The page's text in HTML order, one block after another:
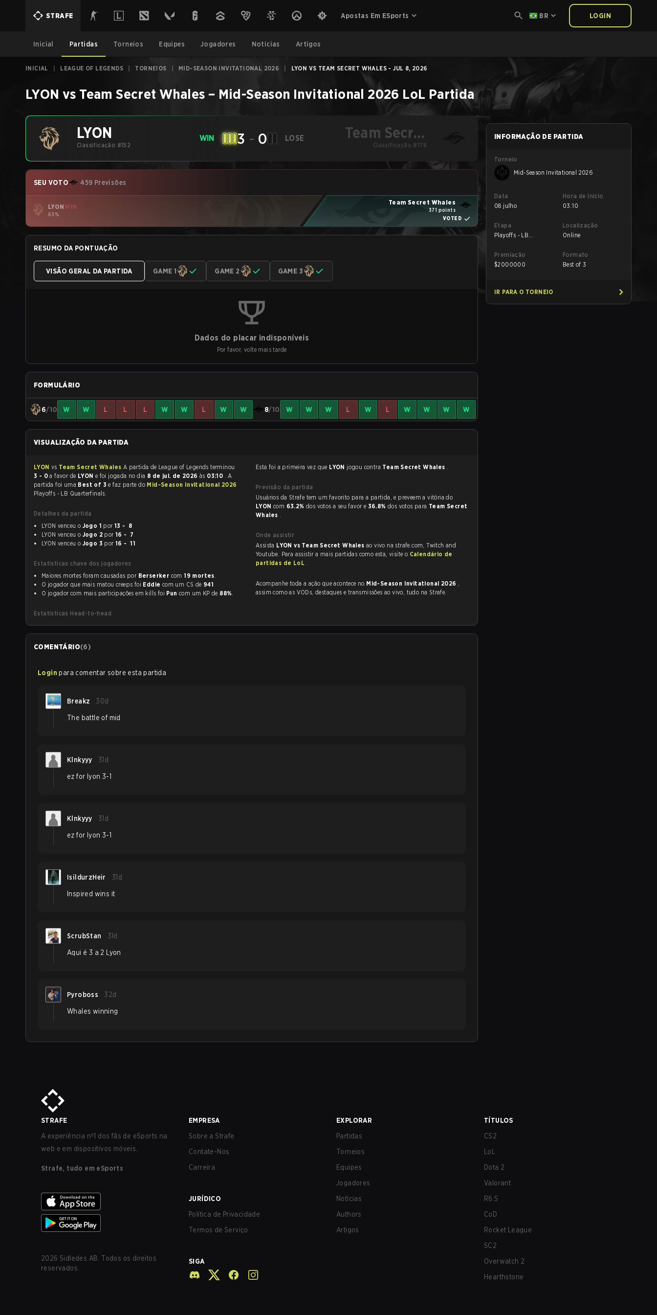
STRAFE Apostas Em ESports BR LOGIN
Inicial Partidas Torneios Equipes Jogadores Notícias Artigos
INICIAL LEAGUE OF LEGENDS TORNEIOS MID-SEASON INVITATIONAL 2026 LYON VS TEAM SECRET WHALES - JUL 8, 2026
LYON vs Team Secret Whales – Mid-Season Invitational 2026 LoL Partida
LYON
Classificação #152
WIN 3 - 0 LOSE
Team Secret
Whales
Classificação #178
SEU VOTO 459 Previsões
LYONWIN
63%
Team Secret Whales
371 points
VOTED
RESUMO DA PONTUAÇÃO
VISÃO GERAL DA PARTIDA GAME 1 GAME 2 GAME 3
Dados do placar indisponíveis
Por favor, volte mais tarde
FORMULÁRIO
6/10 W W L L L W W L W W 8/10 W W W L W L W W W W
VISUALIZAÇÃO DA PARTIDA
LYON vs Team Secret Whales
A partida de League of Legends terminou
3 - 0 a favor de LYON e foi jogada no dia 8 de jul. de 2026 às 03:10 . A
partida foi uma Best of 3e faz parte do Mid-Season Invitational 2026
Playoffs - LB Quarterfinals.
Detalhes da partida
LYON venceu o Jogo 1 por
13 - 8
LYON venceu o Jogo 2 por
16 - 7
LYON venceu o Jogo 3 por 16 - 11
Estatísticas chave dos jogadores
Maiores mortes foram causadas por Berserker com19 mortes.
O jogador que mais matou creeps foi Eddie com um CS de 941.
O jogador com mais participações em kills foi Pun com um KP de 88%.
Estatísticas Head-to-head
Esta foi a primeira vez que LYON jogou contra Team Secret Whales .
Previsão da partida
Usuários da Strafe tem um favorito para a partida, e preveem a vitória do
LYON com 63.2% dos votos a seu favor e 36.8% dos votos para Team Secret
Whales .
Onde assistir
Assista LYON vs Team Secret Whales ao vivo na strafe.com, Twitch and
Youtube. Para assistir a mais partidas como esta, visite o Calendário de
partidas de LoL .
Acompanhe toda a ação que acontece no Mid-Season Invitational 2026 ,
assim como as VODs, destaques e transmissões ao vivo, tudo na Strafe.
COMENTÁRIO(6)
Login para comentar sobre esta partida
Breakz 30d
The battle of mid
Klnkyyy 31d
ez for lyon 3-1
Klnkyyy 31d
ez for lyon 3-1
IsildurzHeir 31d
Inspired wins it
ScrubStan 31d
Aqui é 3 a 2 Lyon
Pyroboss 32d
Whales winning
INFORMAÇÃO DE PARTIDA
Torneio
Mid-Season Invitational 2026
Data
08 julho
Hora de início
03:10
Etapa
Playoffs - LB
Localização
Online
Premiação
$2000000
Formato
Best of 3
IR PARA O TORNEIO
STRAFE
A experiência nº1 dos fãs de eSports na
web e em dispositivos móveis.
Strafe, tudo em eSports
2026 Sidledes AB. Todos os direitos
reservados.
EMPRESA
Sobre a Strafe
Contate-Nos
Carreira
JURÍDICO
Política de Privacidade
Termos de Serviço
SIGA
EXPLORAR
Partidas
Torneios
Equipes
Jogadores
Notícias
Authors
Artigos
TÍTULOS
CS2
LoL
Dota 2
Valorant
R6:S
CoD
Rocket League
SC2
Overwatch 2
Hearthstone